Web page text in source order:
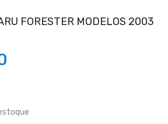
FORESTER MODELOS 2003